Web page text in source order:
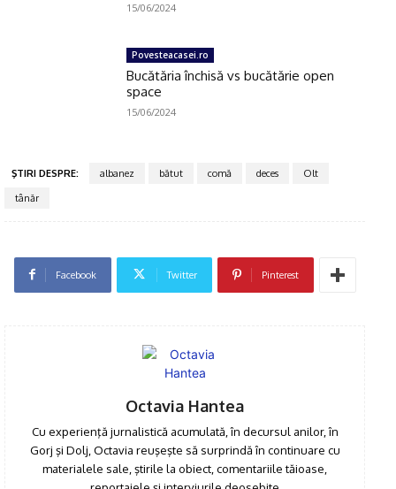
15/06/2024
Povesteacasei.ro
Bucătăria închisă vs bucătărie open
space
15/06/2024
ŞTIRI DESPRE: albanez bătut comă deces
Olt
tânăr
Facebook Twitter Pinterest
Octavia Hantea
Cu experienţă jurnalistică acumulată, în decursul anilor, în
Gorj şi Dolj, Octavia reuşeşte să surprindă în continuare cu
materialele sale, ştirile la obiect, comentariile tăioase,